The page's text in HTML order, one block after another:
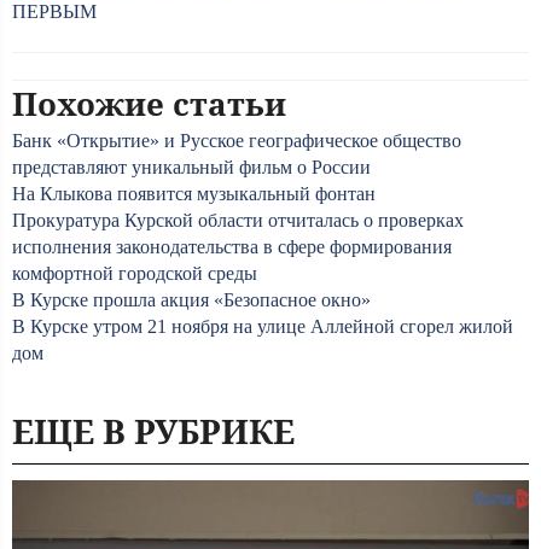
ПЕРВЫМ
Похожие статьи
Банк «Открытие» и Русское географическое общество
представляют уникальный фильм о России
На Клыкова появится музыкальный фонтан
Прокуратура Курской области отчиталась о проверках
исполнения законодательства в сфере формирования
комфортной городской среды
В Курске прошла акция «Безопасное окно»
В Курске утром 21 ноября на улице Аллейной сгорел жилой
дом
ЕЩЕ В РУБРИКЕ